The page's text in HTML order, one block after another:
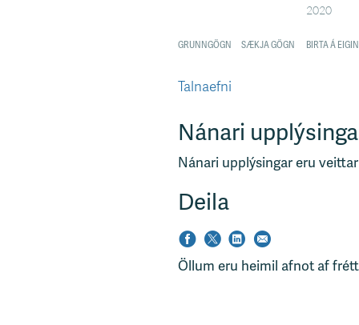
Talnaefni
Nánari
Nánari upplýsingar eru
Deila
Öllum eru heimil afnot af